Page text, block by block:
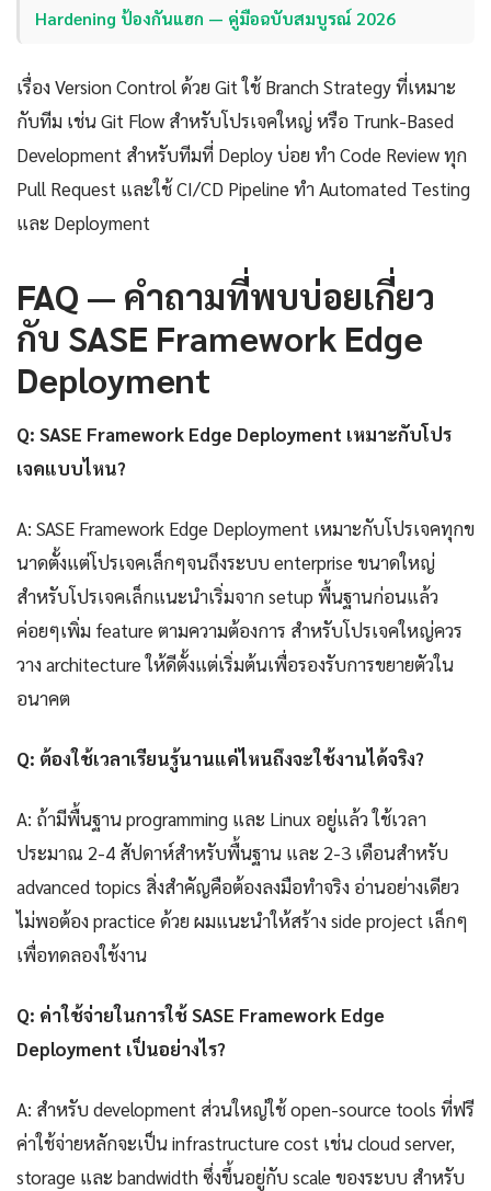
Hardening ป้องกันแฮก — คู่มือฉบับสมบูรณ์ 2026
เรื่อง Version Control ด้วย Git ใช้ Branch Strategy ที่เหมาะ
กับทีม เช่น Git Flow สำหรับโปรเจคใหญ่ หรือ Trunk-Based
Development สำหรับทีมที่ Deploy บ่อย ทำ Code Review ทุก
Pull Request และใช้ CI/CD Pipeline ทำ Automated Testing
และ Deployment
FAQ — คำถามที่พบบ่อยเกี่ยว
กับ SASE Framework Edge
Deployment
Q: SASE Framework Edge Deployment เหมาะกับโปร
เจคแบบไหน?
A: SASE Framework Edge Deployment เหมาะกับโปรเจคทุกข
นาดตั้งแต่โปรเจคเล็กๆจนถึงระบบ enterprise ขนาดใหญ่
สำหรับโปรเจคเล็กแนะนำเริ่มจาก setup พื้นฐานก่อนแล้ว
ค่อยๆเพิ่ม feature ตามความต้องการ สำหรับโปรเจคใหญ่ควร
วาง architecture ให้ดีตั้งแต่เริ่มต้นเพื่อรองรับการขยายตัวใน
อนาคต
Q: ต้องใช้เวลาเรียนรู้นานแค่ไหนถึงจะใช้งานได้จริง?
A: ถ้ามีพื้นฐาน programming และ Linux อยู่แล้ว ใช้เวลา
ประมาณ 2-4 สัปดาห์สำหรับพื้นฐาน และ 2-3 เดือนสำหรับ
advanced topics สิ่งสำคัญคือต้องลงมือทำจริง อ่านอย่างเดียว
ไม่พอต้อง practice ด้วย ผมแนะนำให้สร้าง side project เล็กๆ
เพื่อทดลองใช้งาน
Q: ค่าใช้จ่ายในการใช้ SASE Framework Edge
Deployment เป็นอย่างไร?
A: สำหรับ development ส่วนใหญ่ใช้ open-source tools ที่ฟรี
ค่าใช้จ่ายหลักจะเป็น infrastructure cost เช่น cloud server,
storage และ bandwidth ซึ่งขึ้นอยู่กับ scale ของระบบ สำหรับ